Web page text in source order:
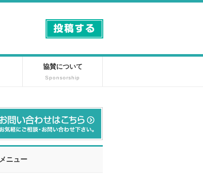
協賛について
Sponsorship
メニュー